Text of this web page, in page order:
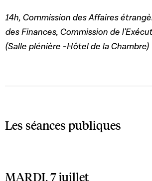
14h, Commission des Affaires
des Finances, Commission de
(Salle plénière -Hôtel de la Chambre)
Les séances publiques
MARDI, 7 juillet